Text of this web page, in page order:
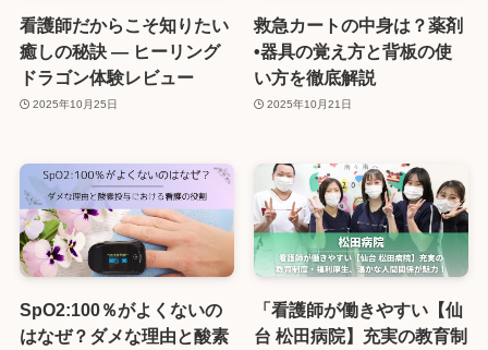
看護師だからこそ知りたい
癒しの秘訣 ― ヒーリング
ドラゴン体験レビュー
2025年10月25日
救急カートの中身は？薬剤
•器具の覚え方と背板の使
い方を徹底解説
2025年10月21日
SpO2:100％がよくないの
はなぜ？ダメな理由と酸素
「看護師が働きやすい【仙
台 松田病院】充実の教育制